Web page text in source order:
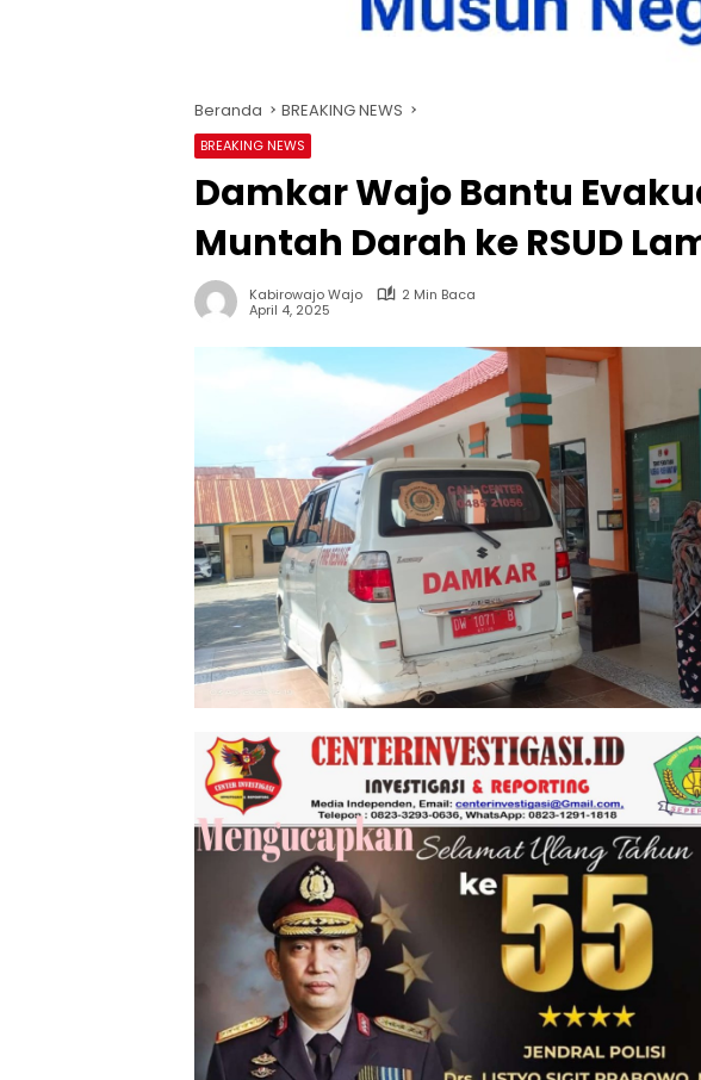
Beranda BREAKING NEWS
BREAKING NEWS
Damkar Wajo Bantu
Muntah Darah ke RSUD
Kabirowajo Wajo
2 Min Baca
April 4, 2025